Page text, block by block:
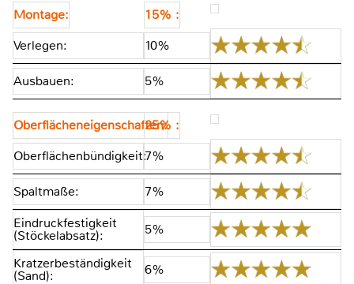
Montage:
15% :
Verlegen:
10%
Ausbauen: 5%
Oberflächeneigenschaften:
25% :
Oberflächenbündigkeit:7%
Spaltmaße:
7%
Eindruckfestigkeit
(Stöckelabsatz): 5%
Kratzerbeständigkeit
(Sand): 6%